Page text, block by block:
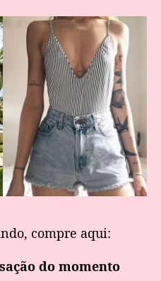
compre aqui:
do momento